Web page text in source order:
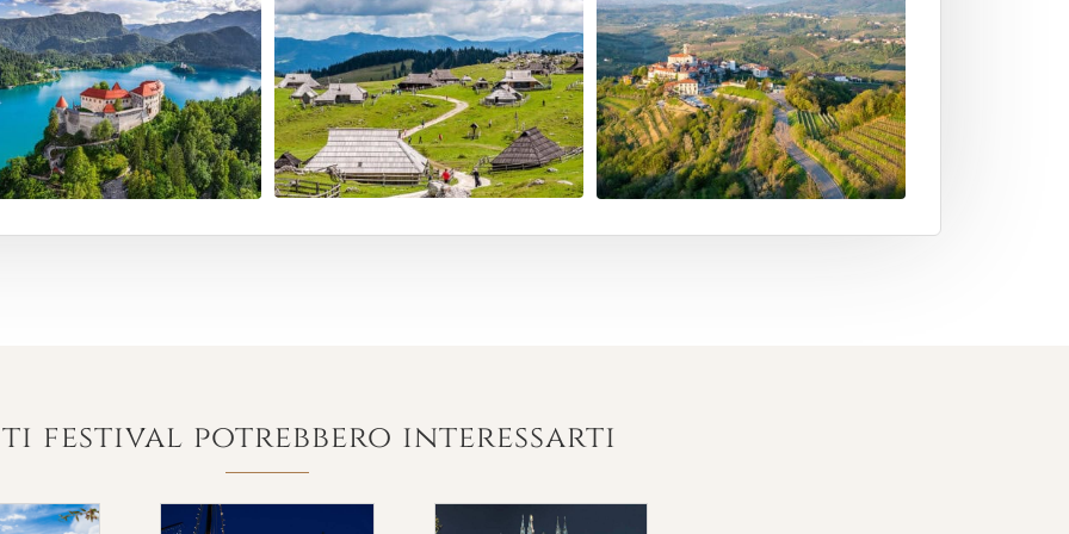
festival potrebbero interessarti